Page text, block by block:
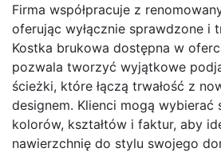
Firma współpracuje z
oferując wyłącznie sprawdzone i
Kostka brukowa dostępna w
pozwala tworzyć wyjątkowe
ścieżki, które łączą trwałość z
designem. Klienci mogą wybierać
kolorów, kształtów i faktur, aby
nawierzchnię do stylu swojego